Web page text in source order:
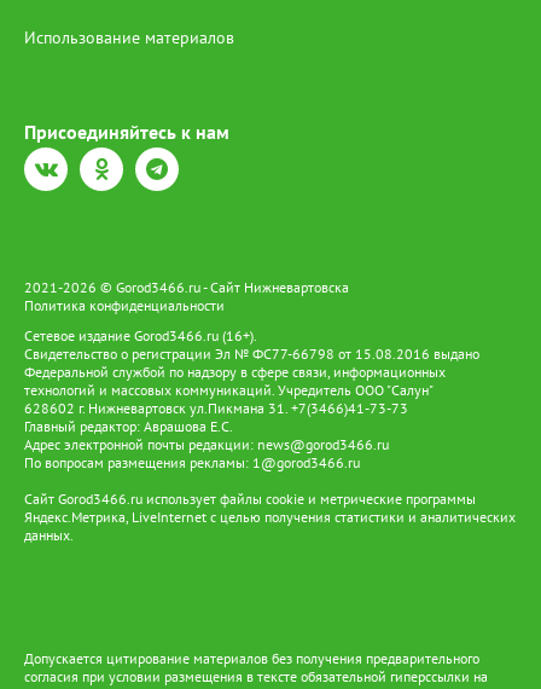
Использование материалов
Присоединяйтесь к нам
2021-2026 © Gorod3466.ru - Сайт Нижневартовска
Политика конфиденциальности
Сетевое издание Gorod3466.ru (16+).
Свидетельство о регистрации Эл № ФС77-66798 от 15.08.2016 выдано
Федеральной службой по надзору в сфере связи, информационных
технологий и массовых коммуникаций. Учредитель ООО "Салун"
628602 г. Нижневартовск ул.Пикмана 31. +7(3466)41-73-73
Главный редактор: Аврашова Е.С.
Адрес электронной почты редакции: news@gorod3466.ru
По вопросам размещения рекламы: 1@gorod3466.ru
Сайт Gorod3466.ru использует файлы cookie и метрические программы
Яндекс.Метрика, LiveInternet с целью получения статистики и аналитических
данных.
Допускается цитирование материалов без получения предварительного
согласия при условии размещения в тексте обязательной гиперссылки на